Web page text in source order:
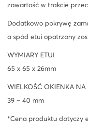
zawartość w trakcie
Dodatkowo pokrywę
a spód etui opatrzony
WYMIARY ETUI
65 x 65 x 26mm
WIELKOŚĆ OKIENKA NA
39 – 40 mm
*Cena produktu dotyczy